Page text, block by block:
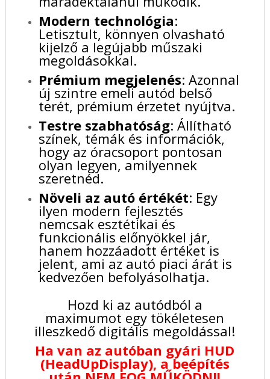
Modern technológia:
Letisztult, könnyen olvasható
kijelző a legújabb műszaki
megoldásokkal.
Prémium megjelenés: Azonnal
új szintre emeli autód belső
terét, prémium érzetet nyújtva.
Testre szabhatóság: Állítható
színek, témák és információk,
hogy az óracsoport pontosan
olyan legyen, amilyennek
szeretnéd.
Növeli az autó értékét: Egy
ilyen modern fejlesztés
nemcsak esztétikai és
funkcionális előnyökkel jár,
hanem hozzáadott értéket is
jelent, ami az autó piaci árát is
kedvezően befolyásolhatja.
Hozd ki az autódból a
maximumot egy tökéletesen
illeszkedő digitális megoldással!
Ha van az autóban gyári HUD
(HeadUpDisplay), a beépítés